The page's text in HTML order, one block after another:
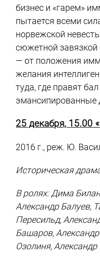
бизнес и «гарем»
пытается всеми
норвежской
сюжетной завязкой
— от положения
желания
туда, где правят
эмансипированные
25 декабря, 15.00 «
2016 г., реж. Ю.
Историческая
В ролях: Дима
Александр Балуев,
Пересильд,
Башаров,
Озолиня, Александр